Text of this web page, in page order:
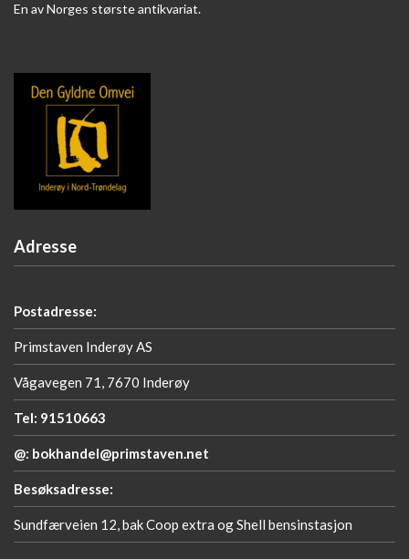
En av Norges største antikvariat.
Adresse
Postadresse:
Primstaven Inderøy AS
Vågavegen 71, 7670 Inderøy
Tel: 91510663
@: bokhandel@primstaven.net
Besøksadresse:
Sundfærveien 12, bak Coop extra og Shell bensinstasjon